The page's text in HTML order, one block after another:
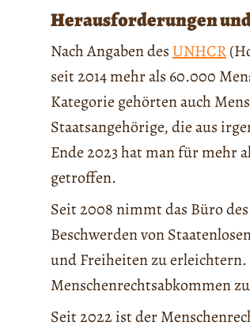
Herausforderungen
Nach Angaben desUNHCR
seit 2014 mehr als 60.000
Kategorie gehörten auch
Staatsangehörige, die aus
Ende 2023 hat man für mehr
getroffen.
Seit 2008 nimmt das Büro
Beschwerden von
und Freiheiten zu
Menschenrechtsabkommen
Seit 2022 ist der